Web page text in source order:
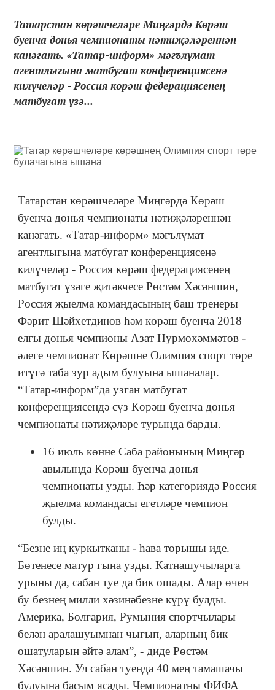
Татарстан көрәшчеләре Миңгәрдә Көрәш
буенча дөнья чемпионаты нәтиҗәләреннән
канәгать. «Татар-информ» мәгълүмат
агентлыгына матбугат конференциясенә
килүчеләр - Россия көрәш федерациясенең
матбугат үзә...
Татарстан көрәшчеләре Миңгәрдә Көрәш
буенча дөнья чемпионаты нәтиҗәләреннән
канәгать. «Татар-информ» мәгълүмат
агентлыгына матбугат конференциясенә
килүчеләр - Россия көрәш федерациясенең
матбугат үзәге җитәкчесе Рөстәм Хәсәншин,
Россия җыелма командасының баш тренеры
Фәрит Шәйхетдинов һәм көрәш буенча 2018
елгы дөнья чемпионы Азат Нурмөхәммәтов -
әлеге чемпионат Көрәшне Олимпия спорт төре
итүгә таба зур адым булуына ышаналар.
“Татар-информ”да узган матбугат
конференциясендә сүз Көрәш буенча дөнья
чемпионаты нәтиҗәләре турында барды.
16 июль көнне Саба районының Миңгәр
авылында Көрәш буенча дөнья
чемпионаты узды. Һәр категориядә Россия
җыелма командасы егетләре чемпион
булды.
“Безне иң куркытканы - һава торышы иде.
Бөтенесе матур гына узды. Катнашучыларга
урыны да, сабан туе да бик ошады. Алар өчен
бу безнең милли хәзинәбезне күрү булды.
Америка, Болгария, Румыния спортчылары
белән аралашуымнан чыгып, аларның бик
ошатуларын әйтә алам”, - диде Рөстәм
Хәсәншин. Ул сабан туенда 40 мең тамашачы
булуына басым ясады. Чемпионатны ФИФА